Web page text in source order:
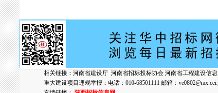
相关链接： 河南省建设厅 河南省招标投标协会 河南省工程建设信
重大建设项目违规举报：电话：010-68501111 邮箱：